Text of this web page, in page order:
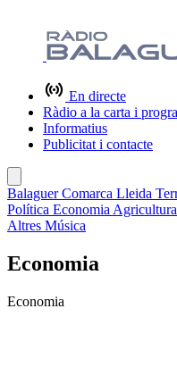
En directe
Ràdio a la carta i
Informatius
Publicitat i contacte
BalaguerComarca Lleida
Política Economia Agricultura
Altres Música
Economia
Economia